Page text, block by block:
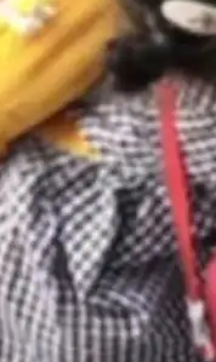
信组
现了一
），
有云模
着 AI
组织
性、
是数据
，公
求。
较...
能在
能、
信服
各行
态逐
只是
下，
及持
力网关
本治
、管
现在开
结
一。
一。
Jeff D
。 他
十多
的共同
，Se
Vin
一轮
补
州无
位全
步
软件工